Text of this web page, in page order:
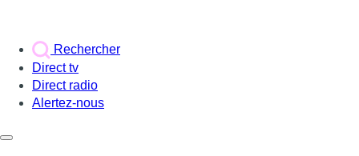
Rechercher
Direct tv
Direct radio
Alertez-nous